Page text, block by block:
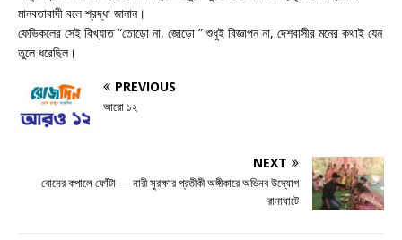
মানবতাবাদী বলে শ্রদ্ধা জানান।
ফেভিকলের সেই বিখ্যাত “তোড়ো না, জোড়ো ” শুধুই বিজ্ঞাপন না, দেশবাসীর মনের কথাই যেন
তুলে ধরেছিল।
PREVIOUS
আরো ১২
NEXT
বোনের কপালে ফোঁটা — নারী সুরক্ষার প্রতীকী অঙ্গীকারে অভিনব উদ্যোগ
রানাঘাটে